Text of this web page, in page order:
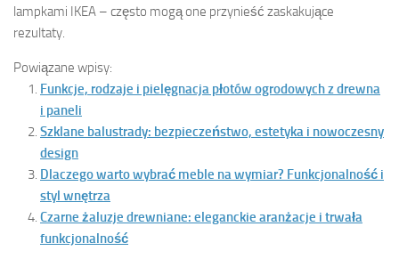
lampkami IKEA – często mogą one przynieść zaskakujące
rezultaty.
Powiązane wpisy:
Funkcje, rodzaje i pielęgnacja płotów ogrodowych z drewna
i paneli
Szklane balustrady: bezpieczeństwo, estetyka i nowoczesny
design
Dlaczego warto wybrać meble na wymiar? Funkcjonalność i
styl wnętrza
Czarne żaluzje drewniane: eleganckie aranżacje i trwała
funkcjonalność